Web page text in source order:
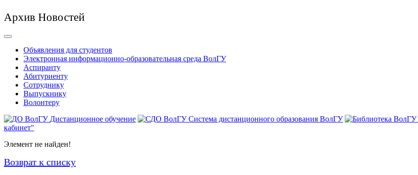
Архив Новостей
Объявления для студентов
Электронная информационно-образовательная среда ВолГУ
Аспиранту
Абитуриенту
Сотруднику
Выпускнику
Волонтеру
Дистанционное обучение
Система дистанционного образования ВолГУ
кабинет"
Элемент не найден!
Возврат к списку